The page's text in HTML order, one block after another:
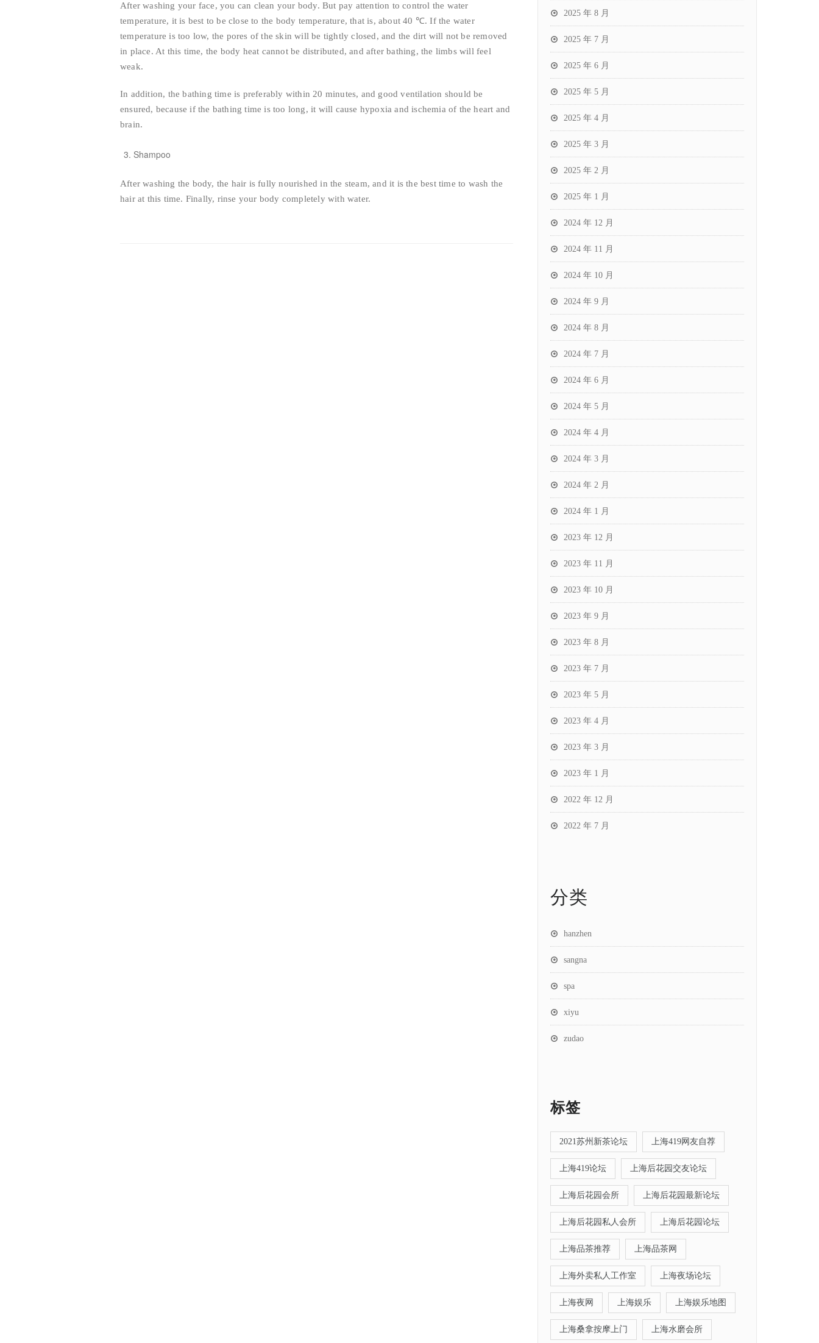
After washing your face, you can clean your body. But pay attention to control the water
temperature, it is best to be close to the body temperature, that is, about 40 ℃. If the water
temperature is too low, the pores of the skin will be tightly closed, and the dirt will not be removed
in place. At this time, the body heat cannot be distributed, and after bathing, the limbs will feel
weak.
In addition, the bathing time is preferably within 20 minutes, and good ventilation should be
ensured, because if the bathing time is too long, it will cause hypoxia and ischemia of the heart and
brain.
Shampoo
After washing the body, the hair is fully nourished in the steam, and it is the best time to wash the
hair at this time. Finally, rinse your body completely with water.
2025 年 8 月
2025 年 7 月
2025 年 6 月
2025 年 5 月
2025 年 4 月
2025 年 3 月
2025 年 2 月
2025 年 1 月
2024 年 12 月
2024 年 11 月
2024 年 10 月
2024 年 9 月
2024 年 8 月
2024 年 7 月
2024 年 6 月
2024 年 5 月
2024 年 4 月
2024 年 3 月
2024 年 2 月
2024 年 1 月
2023 年 12 月
2023 年 11 月
2023 年 10 月
2023 年 9 月
2023 年 8 月
2023 年 7 月
2023 年 5 月
2023 年 4 月
2023 年 3 月
2023 年 1 月
2022 年 12 月
2022 年 7 月
分类
hanzhen
sangna
spa
xiyu
zudao
标签
2021苏州新茶论坛 上海419网友自荐
上海419论坛 上海后花园交友论坛
上海后花园会所 上海后花园最新论坛
上海后花园私人会所 上海后花园论坛
上海品茶推荐 上海品茶网
上海外卖私人工作室 上海夜场论坛
上海夜网 上海娱乐 上海娱乐地图
上海桑拿按摩上门 上海水磨会所